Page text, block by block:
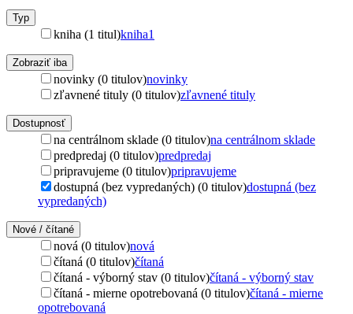
Typ
kniha (1 titul)kniha1
Zobraziť iba
novinky (0 titulov)novinky
zľavnené tituly (0 titulov)zľavnené tituly
Dostupnosť
na centrálnom sklade (0 titulov)na centrálnom sklade
predpredaj (0 titulov)predpredaj
pripravujeme (0 titulov)pripravujeme
dostupná (bez vypredaných) (0 titulov)dostupná (bez
vypredaných)
Nové / čítané
nová (0 titulov)nová
čítaná (0 titulov)čítaná
čítaná - výborný stav (0 titulov)čítaná - výborný stav
čítaná - mierne opotrebovaná (0 titulov)čítaná - mierne
opotrebovaná